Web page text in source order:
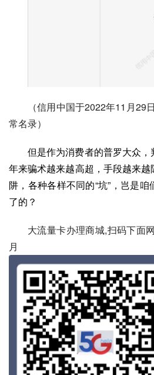
（信用中国于2022年11月29
常名录）
但是作为消费者的普罗大众
年来骗术越来越高超，手段越来
阱，各种各样不同的“坑”，岂是
了的？
大流量卡办理商城,扫码下面
月